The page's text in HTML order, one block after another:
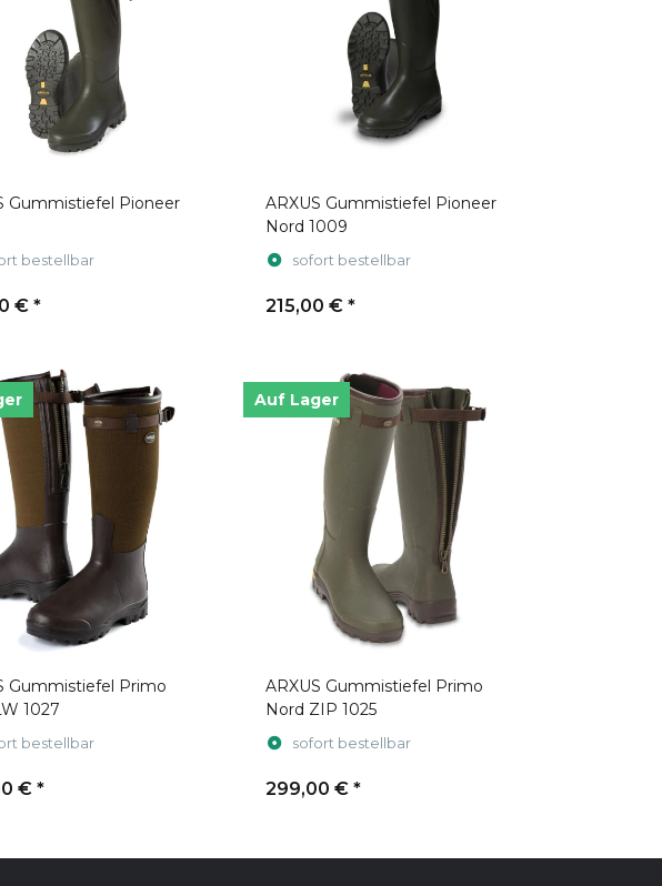
Gummistiefel Pioneer
bestellbar
€ *
ARXUS Gummistiefel Pioneer
Nord 1009
sofort bestellbar
215,00 € *
Gummistiefel Primo
1027
bestellbar
€ *
Auf Lager
ARXUS Gummistiefel Primo
Nord ZIP 1025
sofort bestellbar
299,00 € *